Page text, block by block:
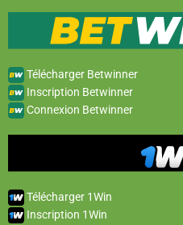
Télécharger Betwinner
Inscription Betwinner
Connexion Betwinner
Télécharger 1Win
Inscription 1Win